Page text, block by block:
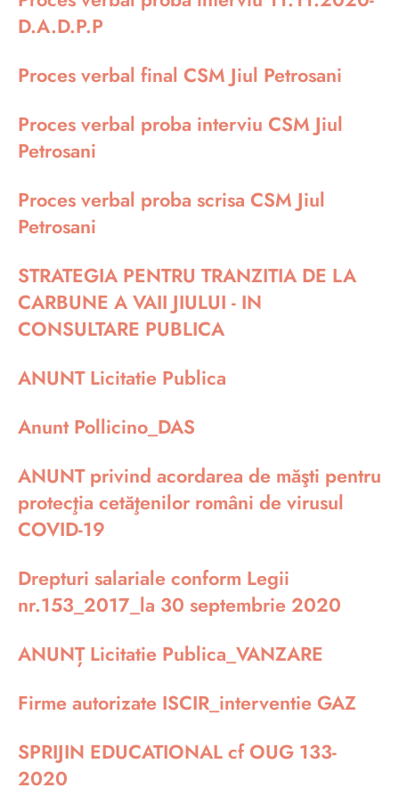
D.A.D.P.P
Proces verbal final CSM Jiul Petrosani
Proces verbal proba interviu CSM Jiul
Petrosani
Proces verbal proba scrisa CSM Jiul
Petrosani
STRATEGIA PENTRU TRANZITIA DE LA
CARBUNE A VAII JIULUI - IN
CONSULTARE PUBLICA
ANUNT Licitatie Publica
Anunt Pollicino_DAS
ANUNT privind acordarea de măşti pentru
protecţia cetăţenilor români de virusul
COVID-19
Drepturi salariale conform Legii
nr.153_2017_la 30 septembrie 2020
ANUNȚ Licitatie Publica_VANZARE
Firme autorizate ISCIR_interventie GAZ
SPRIJIN EDUCATIONAL cf OUG 133-
2020